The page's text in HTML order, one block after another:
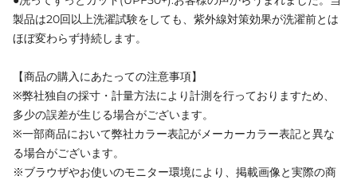
製品は20回以上洗濯試験をしても、紫外線対策効果が洗濯前とは
ほぼ変わらず持続します。
【商品の購入にあたっての注意事項】
※弊社独自の採寸・計量方法により計測を行っておりますため、
多少の誤差が生じる場合がございます。
※一部商品において弊社カラー表記がメーカーカラー表記と異な
る場合がございます。
※ブラウザやお使いのモニター環境により、掲載画像と実際の商